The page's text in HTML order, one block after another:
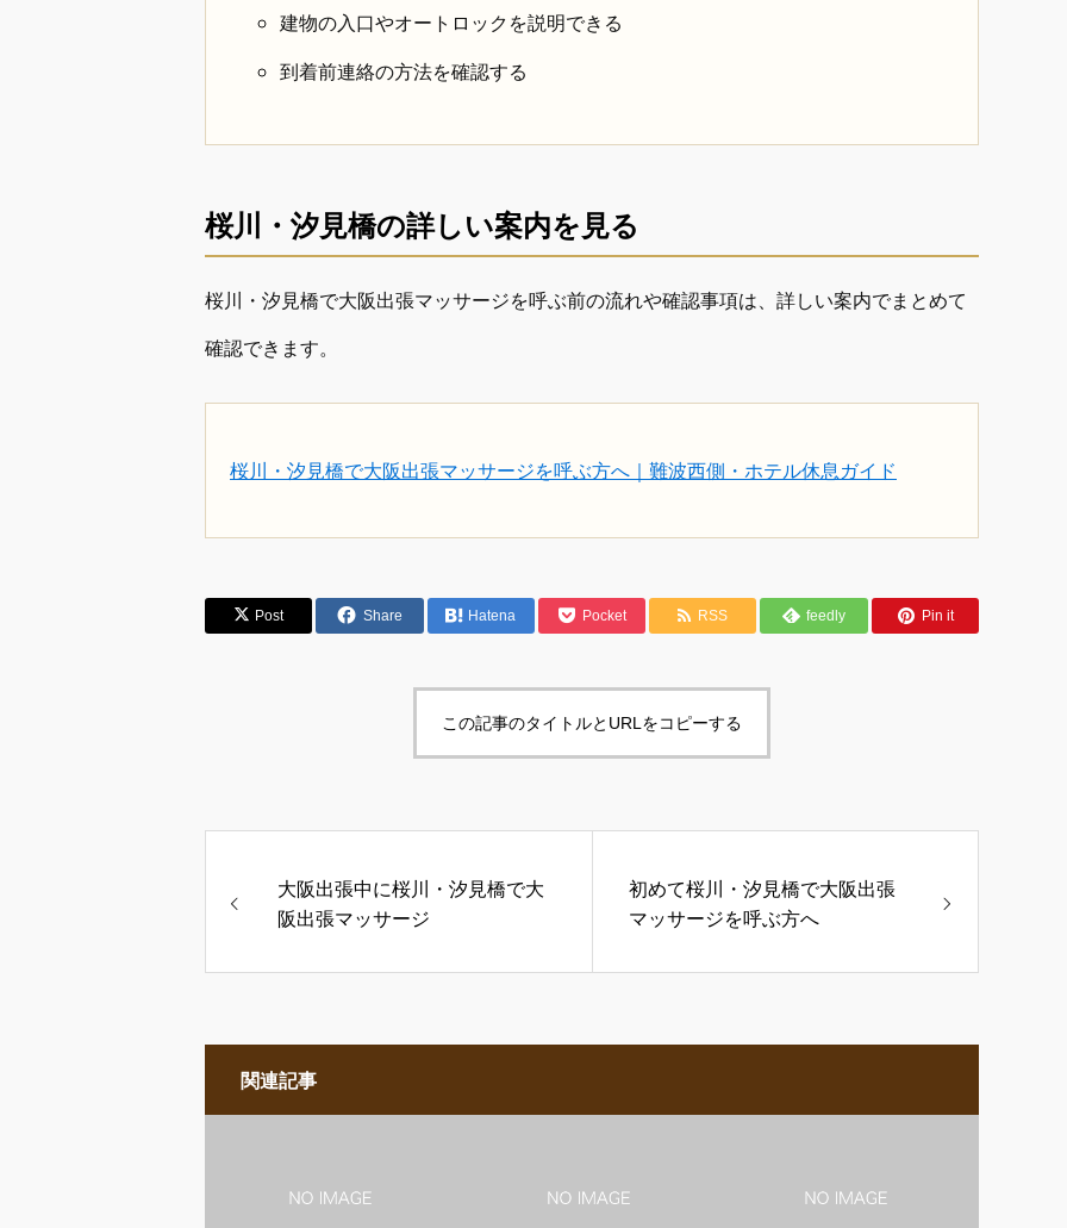
建物の入口やオートロックを説明できる
到着前連絡の方法を確認する
桜川・汐見橋の詳しい案内を見る
桜川・汐見橋で大阪出張マッサージを呼ぶ前の流れや確認事項は、詳しい案内でまとめて
確認できます。
桜川・汐見橋で大阪出張マッサージを呼ぶ方へ｜難波西側・ホテル休息ガイド
Post Share Hatena Pocket RSS feedly Pin it
この記事のタイトルとURLをコピーする
大阪出張中に桜川・汐見橋で大
阪出張マッサージ
初めて桜川・汐見橋で大阪出張
マッサージを呼ぶ方へ
関連記事